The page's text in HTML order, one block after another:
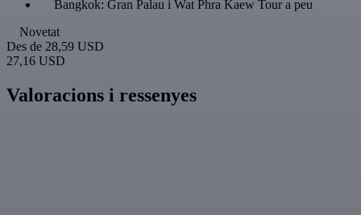
Bangkok: Gran Palau i Wat Phra Kaew Tour a peu
Novetat
Des de 28,59 USD
27,16 USD
Valoracions i ressenyes